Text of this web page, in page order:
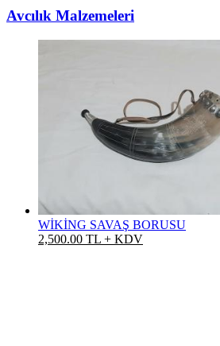
Avcılık Malzemeleri
WİKİNG SAVAŞ BORUSU
2,500.00 TL + KDV